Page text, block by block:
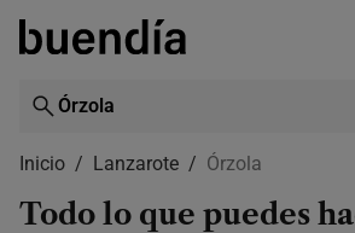
Skip
content
Inicio Lanzarote Órzola
Todo lo que puedes